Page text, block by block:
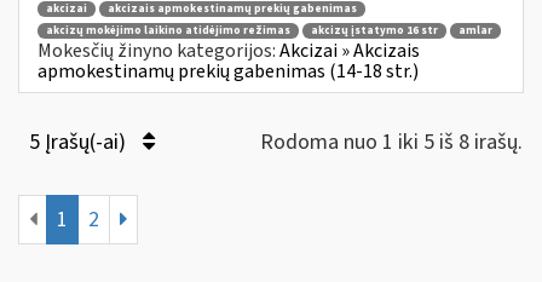
akcizai
akcizais apmokestinamų prekių gabenimas
akcizų mokėjimo laikino atidėjimo režimas
akcizų įstatymo 16 str amlar
Mokesčių žinyno kategorijos:Akcizai » Akcizais
apmokestinamų prekių gabenimas (14-18 str.)
5 Įrašų(-ai) Rodoma nuo 1 iki 5 iš 8 irašų.
1 2